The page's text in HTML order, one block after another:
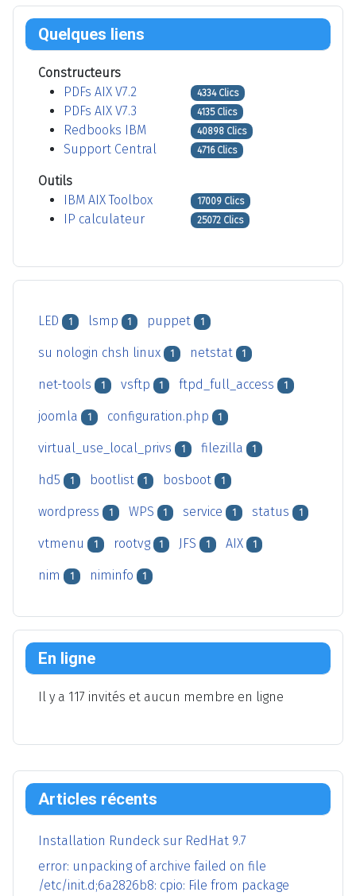
Articles récents
Installation Rundeck sur RedHat 9.7
error: unpacking of archive failed on file
/etc/init.d;6a2826b8: cpio: File from package
Quelques liens
Constructeurs
PDFs AIX V7.2
4334 Clics
PDFs AIX V7.3 4135 Clics
Redbooks IBM 40898 Clics
Support Central 4716 Clics
Outils
IBM AIX Toolbox
17009 Clics
IP calculateur 25072 Clics
LED 1 lsmp 1 puppet 1
su nologin chsh linux 1 netstat 1
net-tools 1 vsftp 1 ftpd_full_access 1
joomla 1 configuration.php 1
virtual_use_local_privs 1 filezilla 1
hd5 1 bootlist 1 bosboot 1
wordpress 1 WPS 1 service 1 status 1
vtmenu 1 rootvg 1 JFS 1 AIX 1
nim 1 niminfo 1
En ligne
Il y a 117 invités et aucun membre en ligne